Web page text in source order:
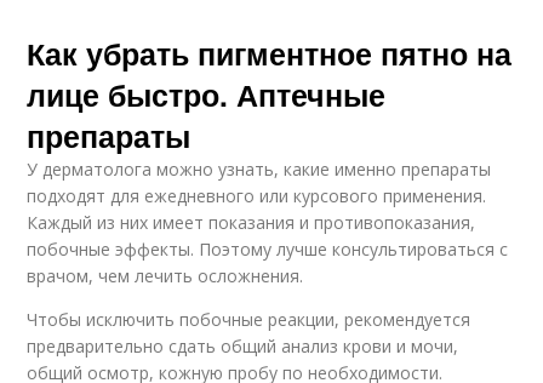
Как убрать пигментное пятно на
лице быстро. Аптечные
препараты
У дерматолога можно узнать, какие именно препараты
подходят для ежедневного или курсового применения.
Каждый из них имеет показания и противопоказания,
побочные эффекты. Поэтому лучше консультироваться с
врачом, чем лечить осложнения.
Чтобы исключить побочные реакции, рекомендуется
предварительно сдать общий анализ крови и мочи,
общий осмотр, кожную пробу по необходимости.